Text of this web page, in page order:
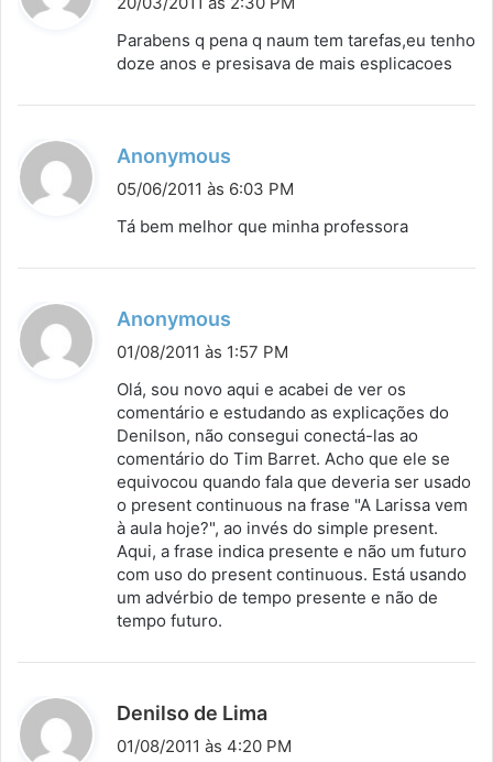
s
Parabens q pena q naum tem tarefas,eu tenho
doze anos e presisava de mais esplicacoes
Anonymous
i
e
05/06/2011 às 6:03 PM
Tá bem melhor que minha professora
Anonymous
i
s
e
01/08/2011 às 1:57 PM
Olá, sou novo aqui e acabei de ver os
comentário e estudando as explicações do
Denilson, não consegui conectá-las ao
comentário do Tim Barret. Acho que ele se
equivocou quando fala que deveria ser usado
o present continuous na frase "A Larissa vem
à aula hoje?", ao invés do simple present.
Aqui, a frase indica presente e não um futuro
com uso do present continuous. Está usando
um advérbio de tempo presente e não de
tempo futuro.
Denilso de Lima
i
01/08/2011 às 4:20 PM